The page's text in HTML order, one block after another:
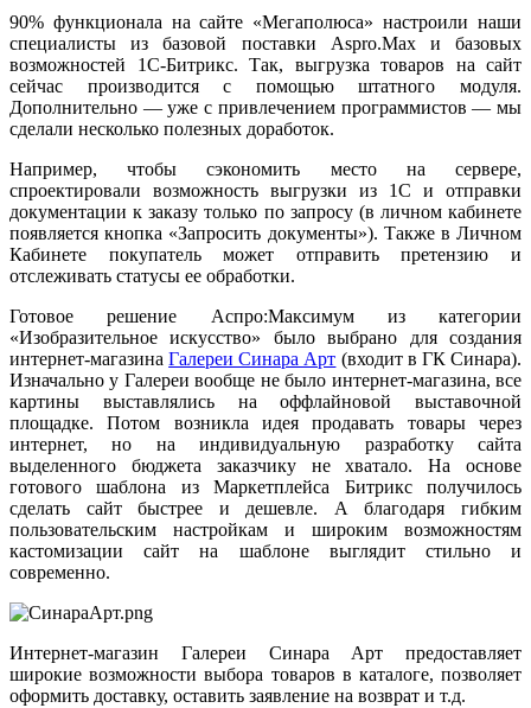
90% функционала на сайте «Мегаполюса» настроили наши
специалисты из базовой поставки Aspro.Max и базовых
возможностей 1С-Битрикс. Так, выгрузка товаров на сайт
сейчас производится с помощью штатного модуля.
Дополнительно — уже с привлечением программистов — мы
сделали несколько полезных доработок.
Например, чтобы сэкономить место на сервере,
спроектировали возможность выгрузки из 1С и отправки
документации к заказу только по запросу (в личном кабинете
появляется кнопка «Запросить документы»). Также в Личном
Кабинете покупатель может отправить претензию и
отслеживать статусы ее обработки.
Готовое решение Аспро:Максимум из категории
«Изобразительное искусство» было выбрано для создания
интернет-магазинаГалереи Синара Арт (входит в ГК Синара).
Изначально у Галереи вообще не было интернет-магазина, все
картины выставлялись на оффлайновой выставочной
площадке. Потом возникла идея продавать товары через
интернет, но на индивидуальную разработку сайта
выделенного бюджета заказчику не хватало. На основе
готового шаблона из Маркетплейса Битрикс получилось
сделать сайт быстрее и дешевле. А благодаря гибким
пользовательским настройкам и широким возможностям
кастомизации сайт на шаблоне выглядит стильно и
современно.
Интернет-магазин Галереи Синара Арт предоставляет
широкие возможности выбора товаров в каталоге, позволяет
оформить доставку, оставить заявление на возврат и т.д.